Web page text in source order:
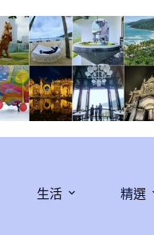
生活 精選